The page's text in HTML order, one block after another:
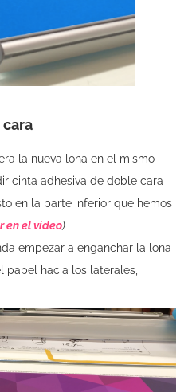
la nueva lona en el mismo
cinta adhesiva de doble cara
en la parte inferior que hemos
en el vídeo)
empezar a enganchar la lona
papel hacia los laterales,